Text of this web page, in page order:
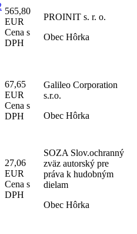
565,80
EUR
Cena s
DPH
PROINIT s. r. o.
Obec Hôrka
67,65
EUR
Cena s
DPH
Galileo Corporation
s.r.o.
Obec Hôrka
27,06
EUR
Cena s
DPH
SOZA Slov.ochranný
zväz autorský pre
práva k hudobným
dielam
Obec Hôrka